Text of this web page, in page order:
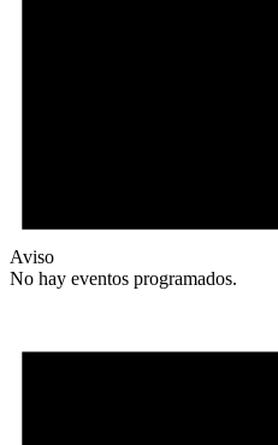
Aviso
No hay eventos programados.